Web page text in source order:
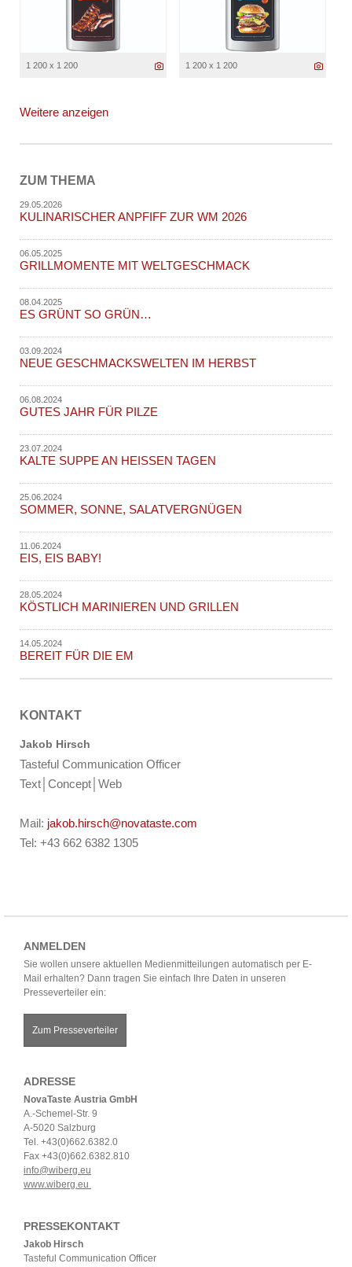
1 200 x 1 200 1 200 x 1 200
Weitere anzeigen
ZUM THEMA
29.05.2026
KULINARISCHER ANPFIFF ZUR WM 2026
06.05.2025
GRILLMOMENTE MIT WELTGESCHMACK
08.04.2025
ES GRÜNT SO GRÜN…
03.09.2024
NEUE GESCHMACKSWELTEN IM HERBST
06.08.2024
GUTES JAHR FÜR PILZE
23.07.2024
KALTE SUPPE AN HEISSEN TAGEN
25.06.2024
SOMMER, SONNE, SALATVERGNÜGEN
11.06.2024
EIS, EIS BABY!
28.05.2024
KÖSTLICH MARINIEREN UND GRILLEN
14.05.2024
BEREIT FÜR DIE EM
KONTAKT
Jakob Hirsch
Tasteful Communication Officer
Text│Concept│Web
Mail: jakob.hirsch@novataste.com
Tel: +43 662 6382 1305
ANMELDEN
Sie wollen unsere aktuellen Medienmitteilungen automatisch per E-
Mail erhalten? Dann tragen Sie einfach Ihre Daten in unseren
Presseverteiler ein:
Zum Presseverteiler
ADRESSE
NovaTaste Austria GmbH
A.-Schemel-Str. 9
A-5020 Salzburg
Tel. +43(0)662.6382.0
Fax +43(0)662.6382.810
info@wiberg.eu
www.wiberg.eu
PRESSEKONTAKT
Jakob Hirsch
Tasteful Communication Officer